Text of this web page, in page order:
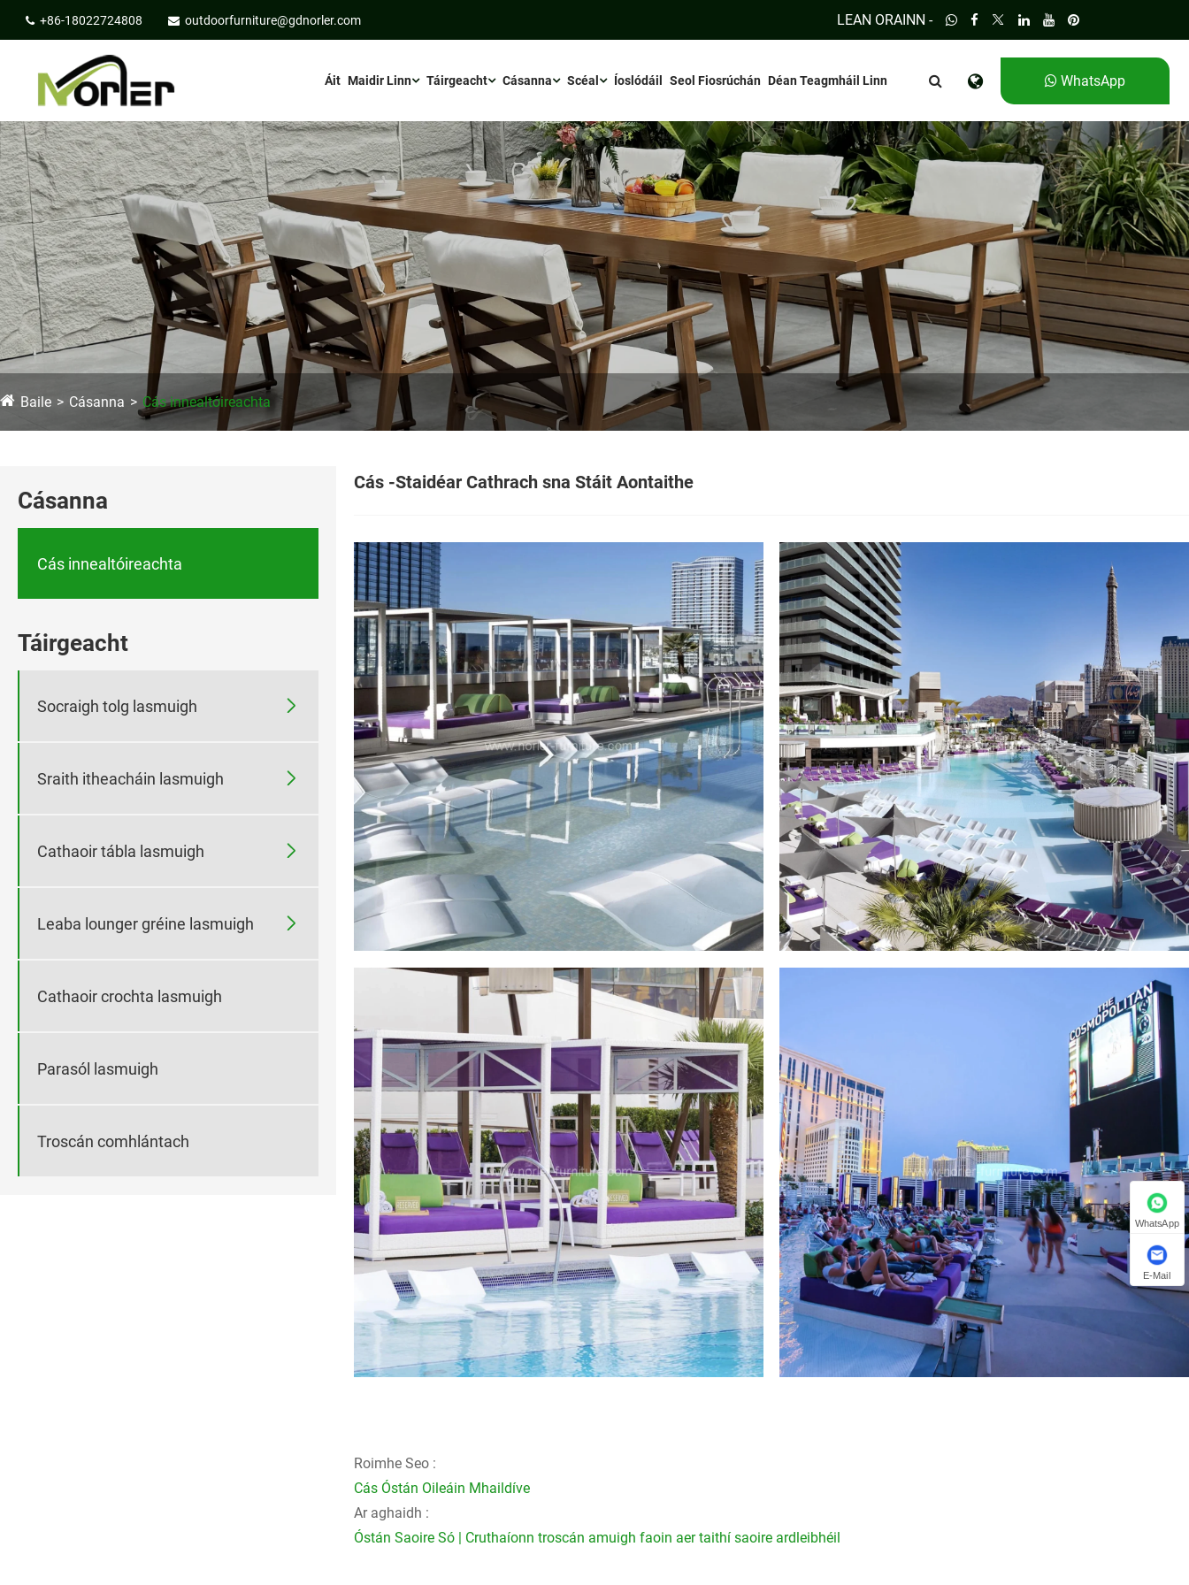
+86-18022724808 outdoorfurniture@gdnorler.com LEAN ORAINN -
Áit Maidir Linn Táirgeacht Cásanna Scéal Íoslódáil Seol Fiosrúchán Déan Teagmháil Linn WhatsApp
Baile Cásanna Cás innealtóireachta
Cásanna
Cás innealtóireachta
Táirgeacht
Socraigh tolg lasmuigh 
Sraith itheacháin lasmuigh 
Cathaoir tábla lasmuigh 
Leaba lounger gréine lasmuigh 
Cathaoir crochta lasmuigh
Parasól lasmuigh
Troscán comhlántach
Cás -Staidéar Cathrach sna Stáit Aontaithe
Roimhe Seo :
Cás Óstán Oileáin Mhaildíve
Ar aghaidh :
Óstán Saoire Só | Cruthaíonn troscán amuigh faoin aer taithí saoire ardleibhéil
WhatsApp
E-Mail